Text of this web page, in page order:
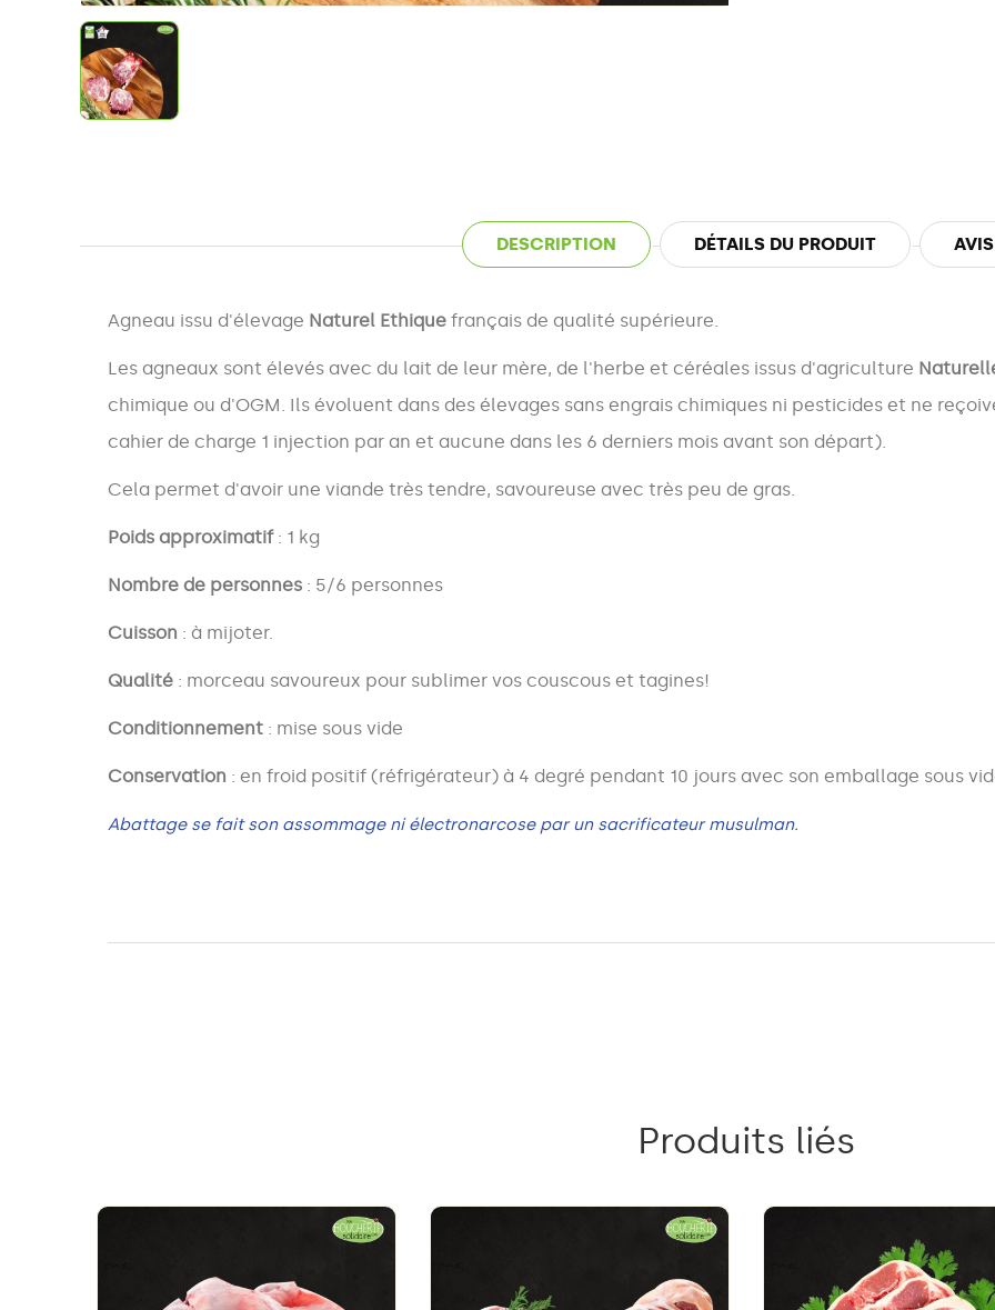
DESCRIPTION DÉTAILS DU PRODUIT AVIS
Agneau issu d'élevage Naturel Ethique français de qualité supérieure.
Les agneaux sont élevés avec du lait de leur mère, de l'herbe et céréales issus d'agriculture
chimique ou d'OGM. Ils évoluent dans des élevages sans engrais chimiques ni pesticides et ne
cahier de charge 1 injection par an et aucune dans les 6 derniers mois avant son départ).
Cela permet d'avoir une viande très tendre, savoureuse avec très peu de gras.
Poids approximatif: 1 kg
Nombre de personnes : 5/6 personnes
Cuisson : à mijoter.
Qualité : morceau savoureux pour sublimer vos couscous et tagines!
Conditionnement : mise sous vide
Conservation : en froid positif (réfrigérateur) à 4 degré pendant 10 jours avec son emballage sous
Abattage se fait son assommage ni électronarcose par un sacrificateur musulman.
Produits liés